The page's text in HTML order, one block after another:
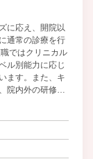
に応え、開院以
通常の診療を行
ではクリニカル
ル別能力に応じ
ます。また、キ
院内外の研修参
24時間託児保